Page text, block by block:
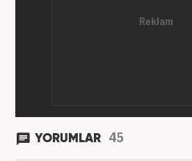
YORUMLAR 45